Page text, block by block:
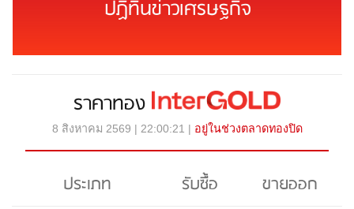
ปฏิทินข่าวเศรษฐกิจ
ราคาทอง
8 สิงหาคม 2569 | 22:00:21 | อยู่ในช่วงตลาดทองปิด
ประเภท รับซื้อ
ขายออก